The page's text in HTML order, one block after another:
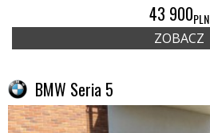
43 900PLN
ZOBACZ
BMW Seria 5